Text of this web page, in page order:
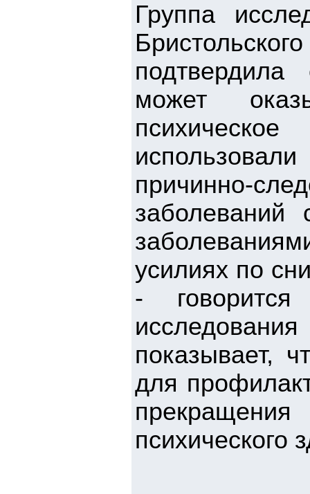
Группа
подтвердила
может
причинно-
усилиях по
-
показывает,
для
психического